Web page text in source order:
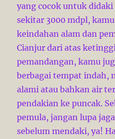
yang cocok untuk
sekitar 3000 mdpl,
keindahan alam dan
Cianjur dari atas
pemandangan, kamu
berbagai tempat indah,
alami atau bahkan air
pendakian ke puncak.
pemula, jangan lupa
sebelum mendaki, ya!